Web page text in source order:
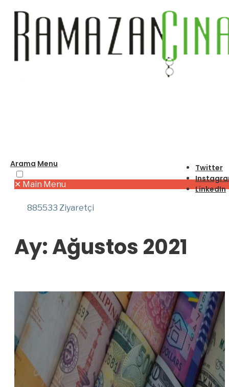
Twitter
LinkedIn
Arama Menu
✕ Main Menu
885533 Ziyaretçi
Ay:Ağustos 2021